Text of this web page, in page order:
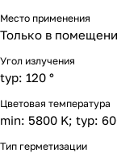
Место применения
Только в
Угол излучения
typ: 120 °
Цветовая температура
min: 5800 K; typ:
Тип герметизации